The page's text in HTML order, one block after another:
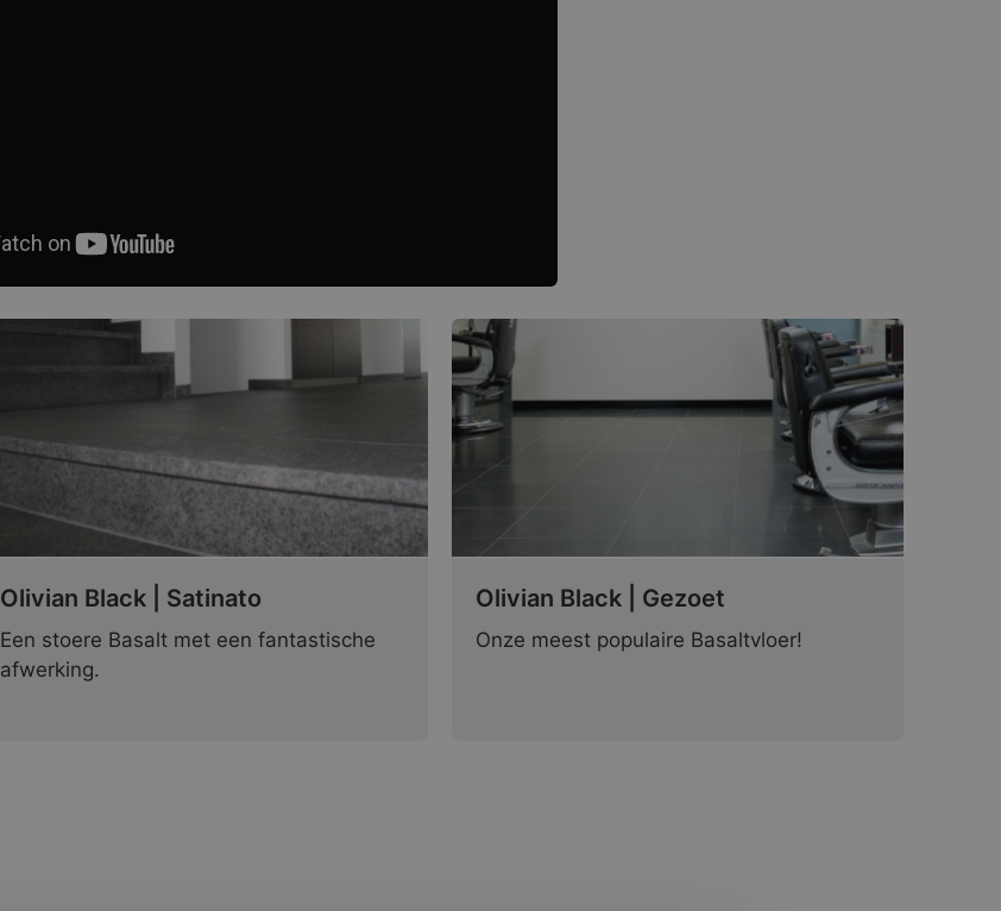
Olivian Black | Satinato
Een stoere Basalt met een fantastische
afwerking.
Olivian Black | Gezoet
Onze meest populaire Basaltvloer!